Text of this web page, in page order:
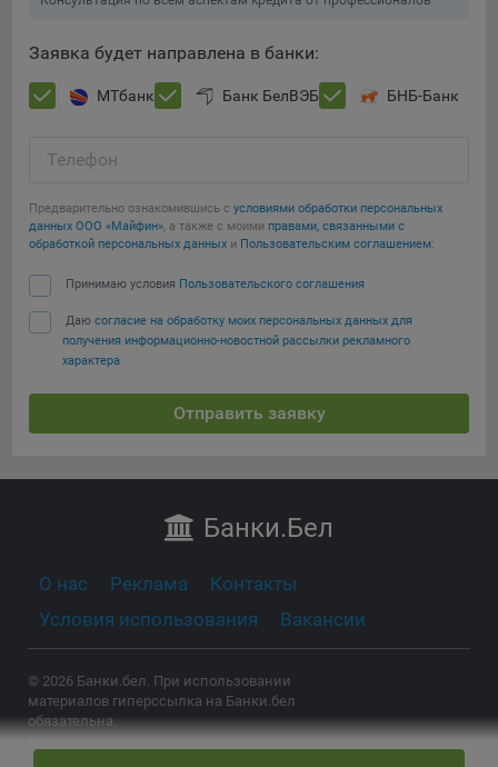
Заявка будет направлена в банки:
МТбанк Банк БелВЭБ БНБ-Банк
Телефон
Предварительно ознакомившись с условиями обработки персональных
данных ООО «Майфин», а также с моими правами, связанными с
обработкой персональных данных и Пользовательским соглашением:
Принимаю условия Пользовательского соглашения
Даю согласие на обработку моих персональных данных для
получения информационно-новостной рассылки рекламного
характера
Отправить заявку
Банки.Бел
О нас Реклама
Контакты
Условия использования
Вакансии
© 2026 Банки.бел. При использовании
материалов гиперссылка на Банки.бел
обязательна.